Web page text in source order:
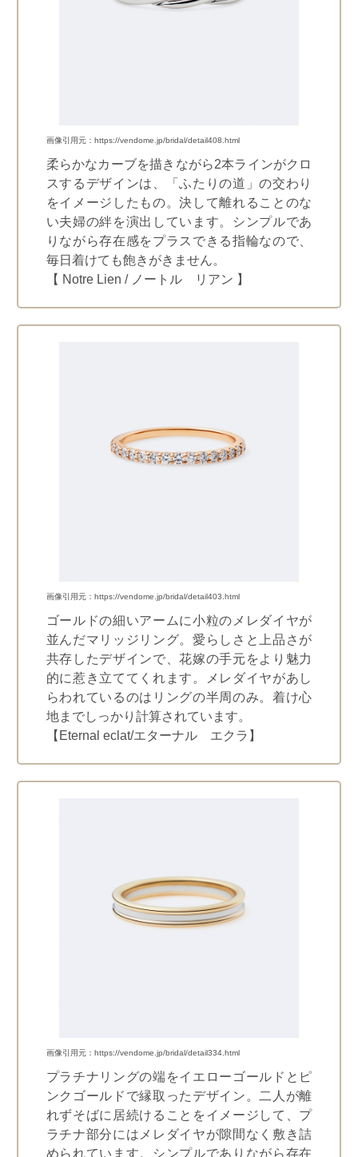
画像引用元：https://vendome.jp/bridal/detail408.html
柔らかなカーブを描きながら2本ラインがクロ
スするデザインは、「ふたりの道」の交わり
をイメージしたもの。決して離れることのな
い夫婦の絆を演出しています。シンプルであ
りながら存在感をプラスできる指輪なので、
毎日着けても飽きがきません。
【 Notre Lien / ノートル リアン 】
画像引用元：https://vendome.jp/bridal/detail403.html
ゴールドの細いアームに小粒のメレダイヤが
並んだマリッジリング。愛らしさと上品さが
共存したデザインで、花嫁の手元をより魅力
的に惹き立ててくれます。メレダイヤがあし
らわれているのはリングの半周のみ。着け心
地までしっかり計算されています。
【Eternal eclat/エターナル エクラ】
画像引用元：https://vendome.jp/bridal/detail334.html
プラチナリングの端をイエローゴールドとピ
ンクゴールドで縁取ったデザイン。二人が離
れずそばに居続けることをイメージして、プ
ラチナ部分にはメレダイヤが隙間なく敷き詰
められています。シンプルでありながら存在